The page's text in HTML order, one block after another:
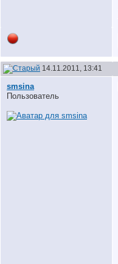
14.11.2011, 13:41
smsina
Пользователь